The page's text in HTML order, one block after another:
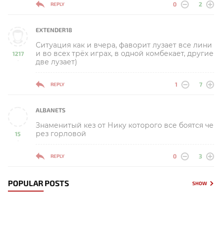
REPLY 0 2
1217
-
EXTENDER18
Ситуация как и вчера, фаворит лузает все лини
и во всех трёх играх, в одной комбекает, другие
две лузает)
REPLY 1 7
15
-
ALBANETS
Знаменитый кез от Нику которого все боятся че
рез горловой
REPLY 0 3
POPULAR POSTS SHOW